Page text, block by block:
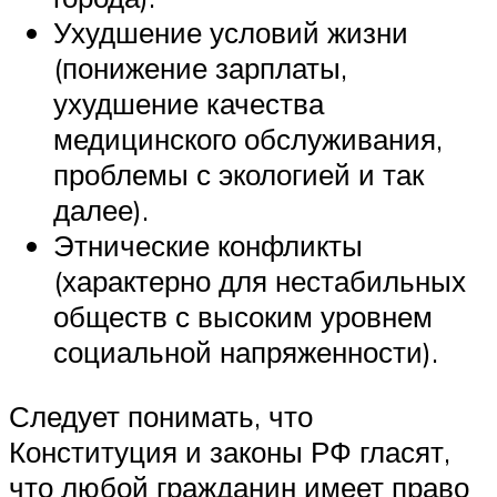
Ухудшение условий жизни
(понижение зарплаты,
ухудшение качества
медицинского обслуживания,
проблемы с экологией и так
далее).
Этнические конфликты
(характерно для нестабильных
обществ с высоким уровнем
социальной напряженности).
Следует понимать, что
Конституция и законы РФ гласят,
что любой гражданин имеет право